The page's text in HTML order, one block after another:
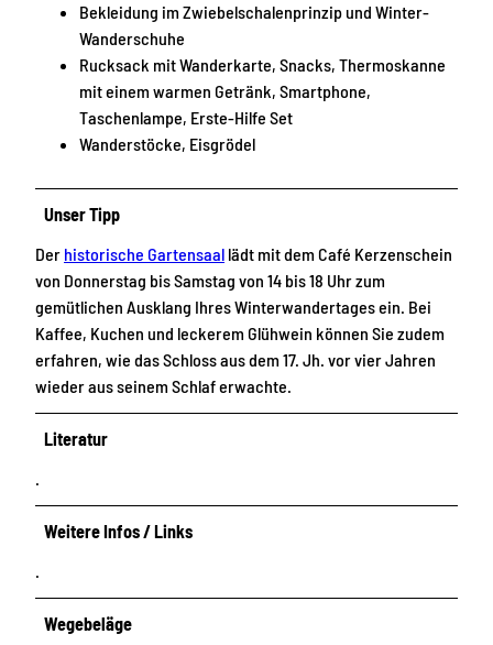
Bekleidung im Zwiebelschalenprinzip und Winter-
Wanderschuhe
Rucksack mit Wanderkarte, Snacks, Thermoskanne
mit einem warmen Getränk, Smartphone,
Taschenlampe, Erste-Hilfe Set
Wanderstöcke, Eisgrödel
Unser Tipp
Der historische Gartensaal lädt mit dem Café Kerzenschein
von Donnerstag bis Samstag von 14 bis 18 Uhr zum
gemütlichen Ausklang Ihres Winterwandertages ein. Bei
Kaffee, Kuchen und leckerem Glühwein können Sie zudem
erfahren, wie das Schloss aus dem 17. Jh. vor vier Jahren
wieder aus seinem Schlaf erwachte.
Literatur
.
Weitere Infos / Links
.
Wegebeläge